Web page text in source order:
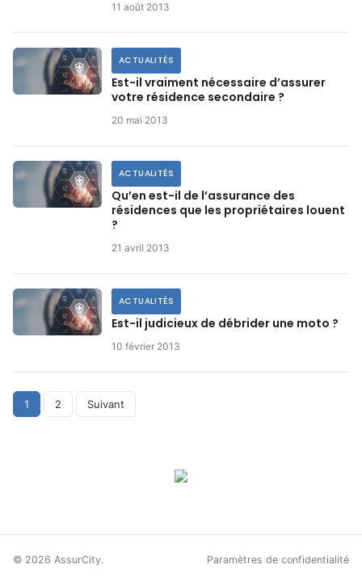
11 août 2013
ACTUALITÉS
Est-il vraiment nécessaire d’assurer
votre résidence secondaire ?
20 mai 2013
ACTUALITÉS
Qu’en est-il de l’assurance des
résidences que les propriétaires louent
?
21 avril 2013
ACTUALITÉS
Est-il judicieux de débrider une moto ?
10 février 2013
Pagination
1 2 Suivant
© 2026 AssurCity. Paramètres de confidentialité